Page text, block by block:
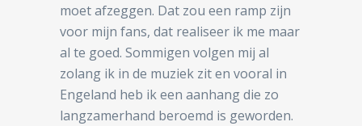
moet afzeggen. Dat zou een ramp zijn
voor mijn fans, dat realiseer ik me maar
al te goed. Sommigen volgen mij al
zolang ik in de muziek zit en vooral in
Engeland heb ik een aanhang die zo
langzamerhand beroemd is geworden.